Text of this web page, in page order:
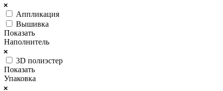
Аппликация
Вышивка
Показать
Наполнитель
3D полиэстер
Показать
Упаковка